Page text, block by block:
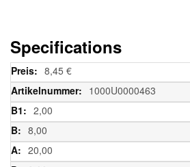
Specifications
Weitere
Informationen
8,45 €
1000U0000463
2,00
8,00
20,00